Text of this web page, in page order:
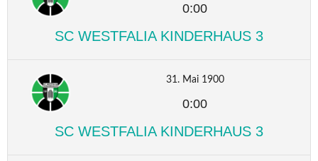
0:00
SC WESTFALIA KINDERHAUS 3
31. Mai 1900
0:00
SC WESTFALIA KINDERHAUS 3